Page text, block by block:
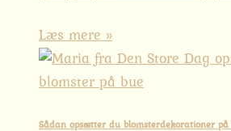
Læs mere »
Sådan opsætter du blomsterdekorationer